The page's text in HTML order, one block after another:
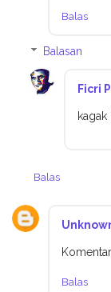
Balas
Balasan
Ficri
kagak
Balas
Balas